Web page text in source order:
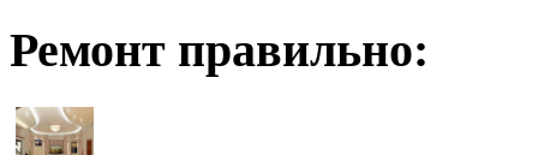
Ремонт правильно: